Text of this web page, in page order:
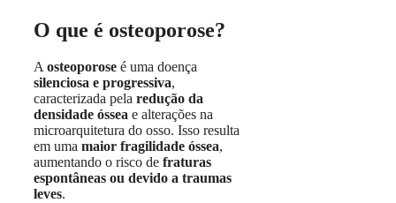
O que é osteoporose?
Aosteoporose é uma doença
silenciosa e progressiva,
caracterizada pela redução da
densidade óssea e alterações na
microarquitetura do osso. Isso resulta
em uma maior fragilidade óssea,
aumentando o risco de fraturas
espontâneas ou devido a traumas
leves.